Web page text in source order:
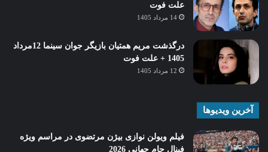
علت فوت
14 مرداد 1405
درگذشت مریم همتیان بازیگر جوان سینما 12مرداد
1405 + علت فوت
12 مرداد 1405
آخرین ویدیوها
فیلم ویولن نوازی بیژن مرتضوی در مراسم ویژه
فینال جام جهانی 2026